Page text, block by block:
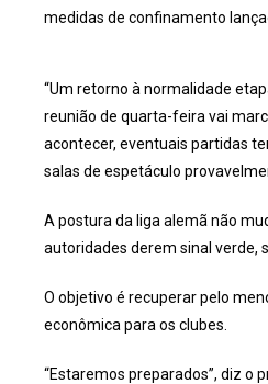
medidas de confinamento
“Um retorno à normalidade
reunião de quarta-feira vai
acontecer, eventuais partidas
salas de espetáculo
A postura da liga alemã não
autoridades derem sinal verde,
O objetivo é recuperar pelo
econômica para os clubes.
“Estaremos preparados”, diz o